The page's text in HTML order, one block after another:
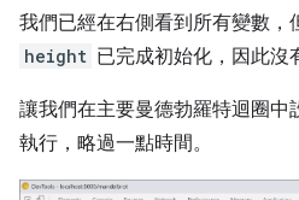
我們已經在右側看到所有變數，
height 已完成初始化，因此沒
讓我們在主要曼德勃羅特迴圈中
執行，略過一點時間。